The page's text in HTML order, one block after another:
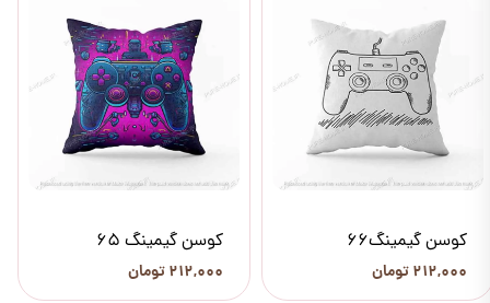
کوسن گیمینگ66
۲۱۲,۰۰۰ تومان
کوسن گیمینگ 65
۲۱۲,۰۰۰ تومان